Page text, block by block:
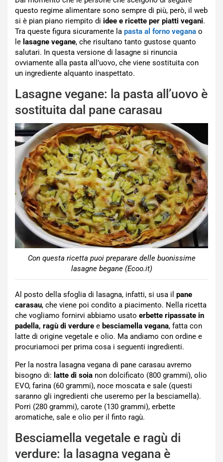
questo regime alimentare sono sempre di più, però, il web
si è pian piano riempito di idee e ricette per piatti vegani.
Tra queste figura sicuramente la pasta al forno vegana o
le lasagne vegane, che risultano tanto gustose quanto
salutari. In questa versione di lasagne si rinuncia
ovviamente alla pasta all’uovo, che viene sostituita con
un ingrediente alquanto inaspettato.
Lasagne vegane: la pasta all’uovo è
sostituita dal pane carasau
Con questa ricetta puoi preparare delle buonissime
lasagne begane (Ecoo.it)
Al posto della sfoglia di lasagna, infatti, si usa il pane
carasau, che viene poi condito a piacimento. Nella ricetta
che vogliamo fornirvi abbiamo usato erbette ripassate in
padella, ragù di verdure e besciamella vegana, fatta con
latte di origine vegetale e olio. Ma andiamo con ordine e
procuriamoci per prima cosa i seguenti ingredienti.
Per la nostra lasagna vegana di pane carasau avremo
bisogno di: latte di soia non dolcificato (800 grammi), olio
EVO, farina (60 grammi), noce moscata e sale (questi
saranno gli ingredienti che useremo per la besciamella).
Porri (280 grammi), carote (130 grammi), erbette
aromatiche, sale e olio per il finto ragù.
Besciamella vegetale e ragù di
verdure: la lasagna vegana è